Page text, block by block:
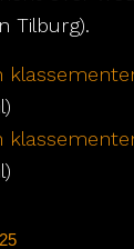
Tilburg).